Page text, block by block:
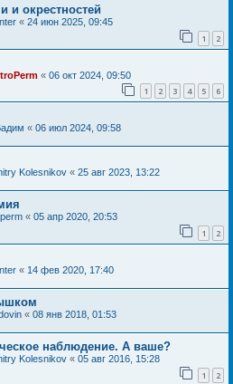
и окрестностей
« 24 июн 2025, 09:45
1 2
« 06 окт 2024, 09:50
1 2 3 4 5 6
« 06 июл 2024, 09:58
Kolesnikov « 25 авг 2023, 13:22
« 05 апр 2020, 20:53
1 2
« 14 фев 2020, 17:40
« 08 янв 2018, 01:53
наблюдение. А ваше?
Kolesnikov « 05 авг 2016, 15:28
1 2